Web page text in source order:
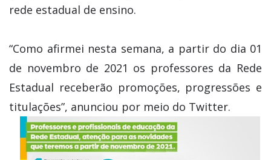
rede estadual de ensino.
“Como afirmei nesta semana, a partir do dia 01
de novembro de 2021 os professores da Rede
Estadual receberão promoções, progressões e
titulações”, anunciou por meio do Twitter.